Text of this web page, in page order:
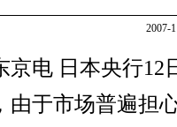
2007-
日本央行12
由于市场普遍